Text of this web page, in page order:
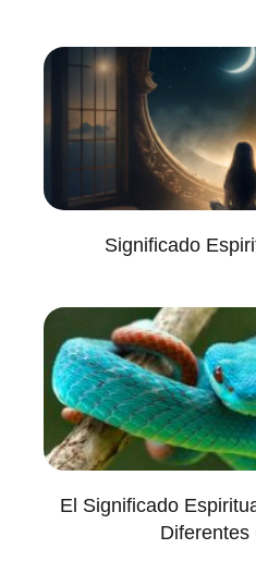
Significado
El Significado
Diferentes